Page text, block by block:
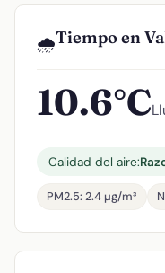
🌧️Tiempo en
10.6°C
Calidad del aire:
PM2.5: 2.4 µg/m³